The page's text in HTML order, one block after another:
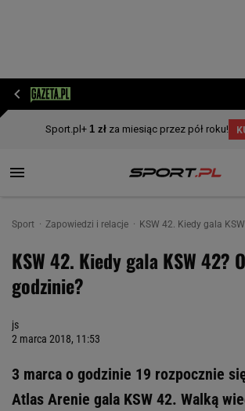
Sport Zapowiedzi i relacje KSW 42. Kiedy gala
KSW 42. Kiedy gala KSW 42?
godzinie?
js
2 marca 2018, 11:53
3 marca o godzinie 19 rozpocznie
Atlas Arenie gala KSW 42. Walką